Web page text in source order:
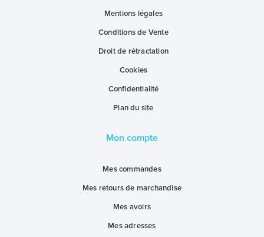
Mentions légales
Conditions de Vente
Droit de rétractation
Cookies
Confidentialité
Plan du site
Mon compte
Mes commandes
Mes retours de marchandise
Mes avoirs
Mes adresses